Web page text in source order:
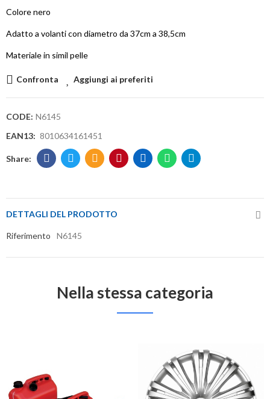
Colore nero
Adatto a volanti con diametro da 37cm a 38,5cm
Materiale in simil pelle
Confronta Aggiungi ai preferiti
CODE: N6145
EAN13: 8010634161451
DETTAGLI DEL PRODOTTO
Riferimento N6145
Nella stessa categoria